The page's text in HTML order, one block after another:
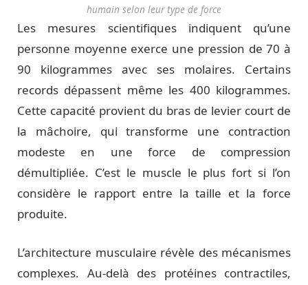
humain selon leur type de force
Les mesures scientifiques indiquent qu’une
personne moyenne exerce une pression de 70 à
90 kilogrammes avec ses molaires. Certains
records dépassent même les 400 kilogrammes.
Cette capacité provient du bras de levier court de
la mâchoire, qui transforme une contraction
modeste en une force de compression
démultipliée. C’est le muscle le plus fort si l’on
considère le rapport entre la taille et la force
produite.
L’architecture musculaire révèle des mécanismes
complexes. Au-delà des protéines contractiles,